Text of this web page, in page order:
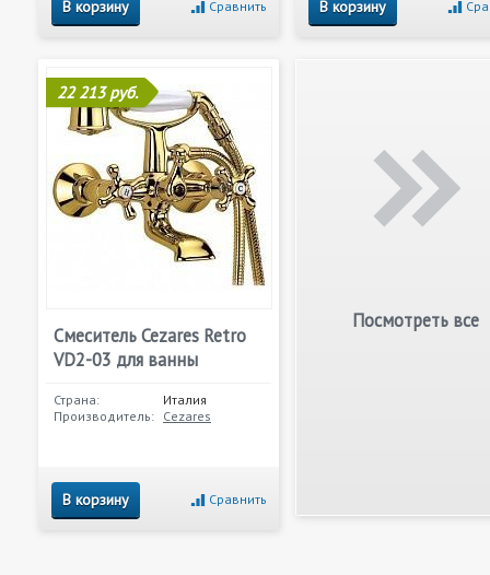
В корзину Сравнить В корзину
22 213 руб.
Смеситель Cezares Retro
VD2-03 для ванны
Страна:
Италия
Производитель: Cezares
В корзину Сравнить
Посмотреть все